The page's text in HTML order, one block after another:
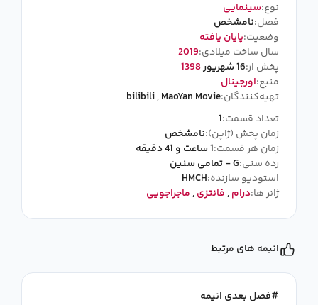
نوع:سینمایی
فصل:نامشخص
وضعیت:پایان یافته
سال ساخت میلادی:2019
پخش از:16 شهریور
1398
منبع:اورجینال
تهیه‌کنندگان:
bilibili,MaoYan Movie
تعداد قسمت:1
زمان پخش (ژاپن):نامشخص
زمان هر قسمت:1 ساعت و 41 دقیقه
رده سنی:G - تمامی سنین
استودیو سازنده:HMCH
ژانر ها:درام,فانتزی,ماجراجویی
انیمه های مرتبط
فصل بعدی انیمه